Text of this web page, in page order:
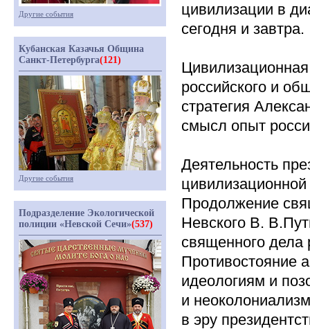
цивилизации в
сегодня и завтра.
российского и
стратегия
смысл опыт
Деятельность
Продолжение
Невского В.
священного дела
Противостояние
идеологиям и
и
в эру
Другие события
Кубанская Казачья Община
Санкт-Петербурга(121)
Другие события
Подразделение Экологической
полиции «Невской Сечи»(537)